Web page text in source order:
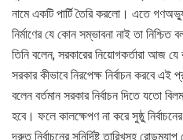
নামে একটি পার্টি তৈরি করলো। এতে
নির্মাণের যে কোন সম্ভাবনা নাই তা নিশ্চিত
তিনি বলেন, সরকারের নিয়োগকর্তারা আজ
সরকার কীভাবে নিরপেক্ষ নির্বাচন করবে
বলেন বর্তমান সরকার নির্বাচন দিতে যতো
হবে। ফলে কালক্ষেপণ না করে সুষ্ঠু
দ্রুত নির্বাচনের সুনির্দিষ্ট তারিখসহ